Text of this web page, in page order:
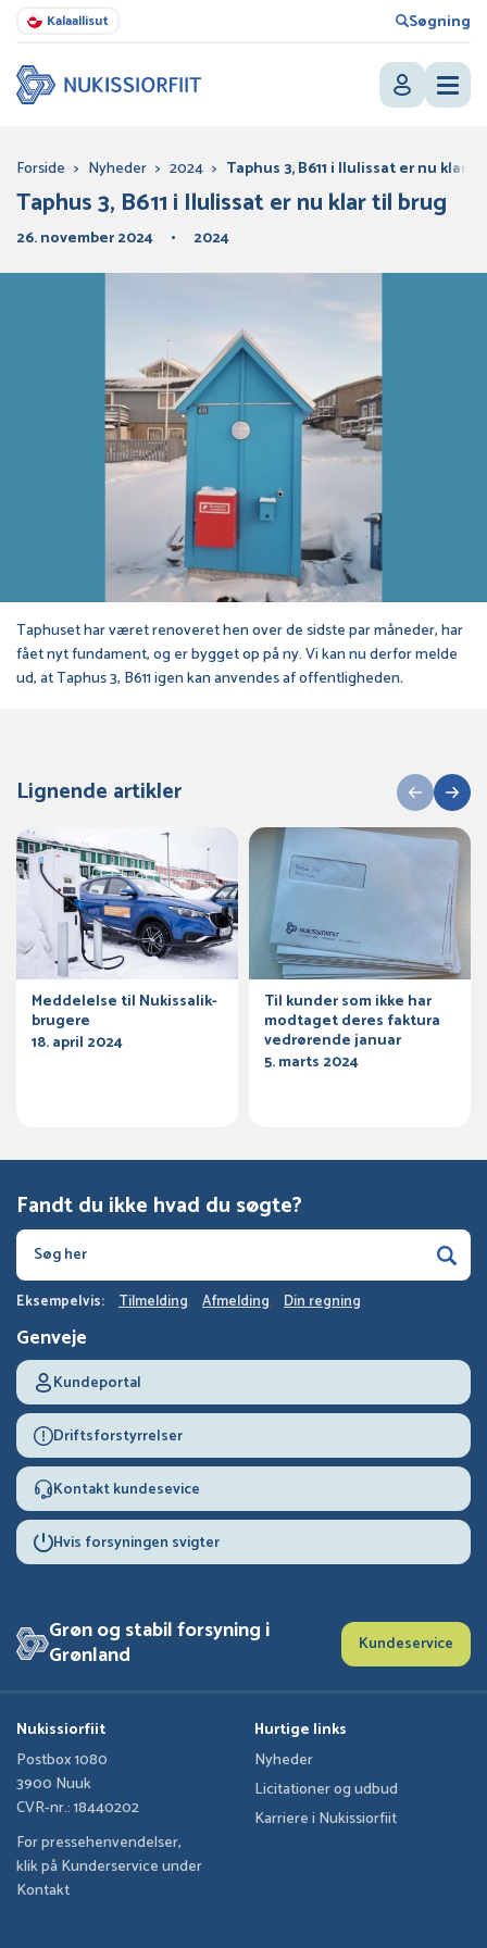
Kalaallisut Søgning
Forside > Nyheder > 2024 > Taphus 3, B611 i Ilulissat er nu klar
Taphus 3, B611 i Ilulissat er nu klar til brug
26. november 2024 2024
Taphuset har været renoveret hen over de sidste par måneder, har
fået nyt fundament, og er bygget op på ny. Vi kan nu derfor melde
ud, at Taphus 3, B611 igen kan anvendes af offentligheden.
Lignende artikler
Meddelelse til Nukissalik-
brugere
18. april 2024
Til kunder som ikke har
modtaget deres faktura
vedrørende januar
5. marts 2024
Fandt du ikke hvad du søgte?
Eksempelvis: Tilmelding Afmelding Din regning
Genveje
Kundeportal
Driftsforstyrrelser
Kontakt kundesevice
Hvis forsyningen svigter
Grøn og stabil forsyning i
Grønland Kundeservice
Nukissiorfiit
Postbox 1080
3900 Nuuk
CVR-nr.: 18440202
For pressehenvendelser,
klik på Kunderservice under
Kontakt
Hurtige links
Nyheder
Licitationer og udbud
Karriere i Nukissiorfiit